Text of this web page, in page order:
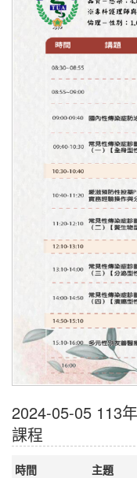
2024-05-05 113
課程
時間
主題